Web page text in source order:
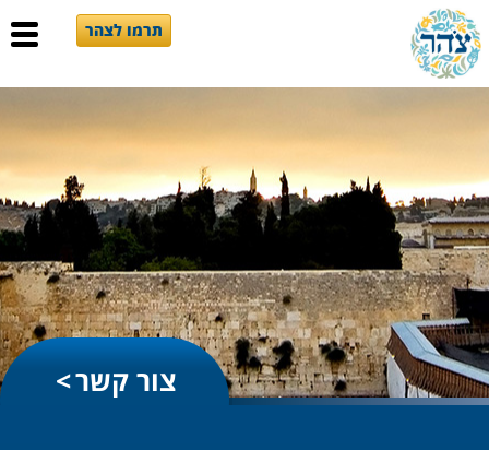
תרמו לצהר
צור קשר